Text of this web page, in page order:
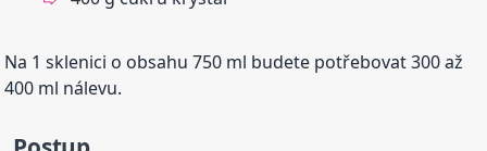
Na 1 sklenici o obsahu 750 ml budete potřebovat 300 až
400 ml nálevu.